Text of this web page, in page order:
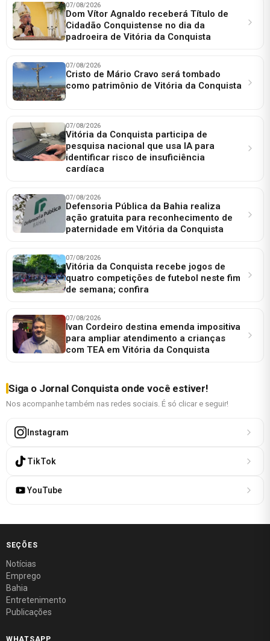
07/08/2026
Dom Vítor Agnaldo receberá Título de
Cidadão Conquistense no dia da
padroeira de Vitória da Conquista
07/08/2026
Cristo de Mário Cravo será tombado
como patrimônio de Vitória da Conquista
07/08/2026
Vitória da Conquista participa de
pesquisa nacional que usa IA para
identificar risco de insuficiência
cardíaca
07/08/2026
Defensoria Pública da Bahia realiza
ação gratuita para reconhecimento de
paternidade em Vitória da Conquista
07/08/2026
Vitória da Conquista recebe jogos de
quatro competições de futebol neste fim
de semana; confira
07/08/2026
Ivan Cordeiro destina emenda impositiva
para ampliar atendimento a crianças
com TEA em Vitória da Conquista
Siga o Jornal Conquista onde você estiver!
Nos acompanhe também nas redes sociais. É só clicar e seguir!
Instagram
TikTok
YouTube
SEÇÕES
Notícias
Emprego
Bahia
Entretenimento
Publicações
WHATSAPP